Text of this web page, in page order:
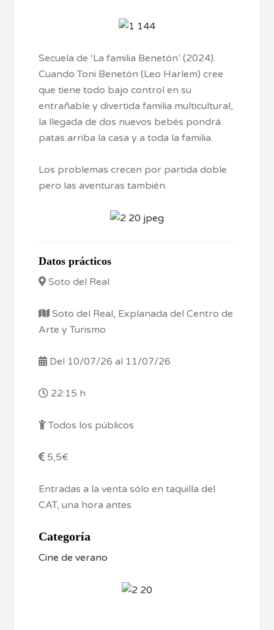
Secuela de ‘La familia Benetón’ (2024).
Cuando Toni Benetón (Leo Harlem) cree
que tiene todo bajo control en su
entrañable y divertida familia multicultural,
la llegada de dos nuevos bebés pondrá
patas arriba la casa y a toda la familia.
Los problemas crecen por partida doble
pero las aventuras también.
Datos prácticos
Soto del Real
Soto del Real, Explanada del Centro de
Arte y Turismo
Del 10/07/26 al 11/07/26
22:15 h
Todos los públicos
5,5€
Entradas a la venta sólo en taquilla del
CAT, una hora antes
Categoría
Cine de verano